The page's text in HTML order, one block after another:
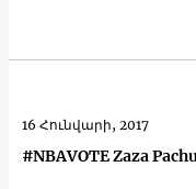
#NBAVOTE Zaza
16 Հունվարի, 2017